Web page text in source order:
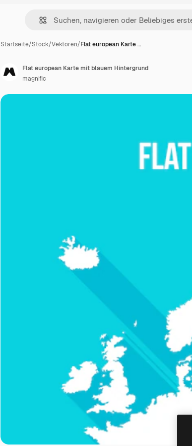
Startseite/Stock/Vektoren/Flat european Karte …
Flat european Karte mit blauem Hintergrund
magnific